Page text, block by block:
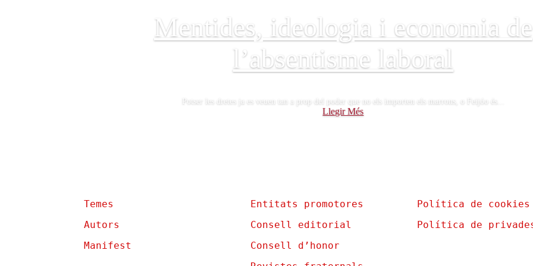
Mentides, ideologia i economia de
l’absentisme laboral
Potser les dretes ja es veuen tan a prop del poder que no els importen els marrons, o Feijóo és...
Llegir Més
Temes
Autors
Manifest
Entitats promotores
Consell editorial
Consell d’honor
Política de cookies
Política de